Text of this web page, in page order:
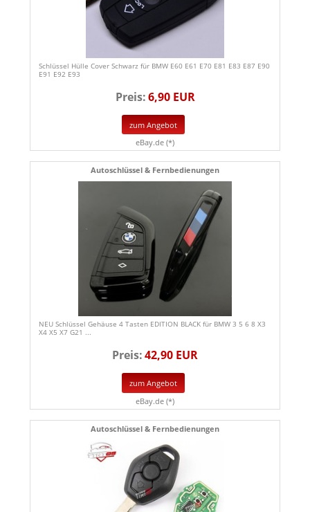
Schlüssel Hülle Cover Schwarz für BMW E60 E61 E70 E81 E83 E87 E90
E91 E92 E93
Preis:6,90 EUR
zum Angebot
eBay.de (*)
Autoschlüssel & Fernbedienungen
NEU Schlüssel Gehäuse 4 Tasten EDITION BLACK für BMW 3 5 6 8 X3
X4 X5 X7 G21 ...
Preis:42,90 EUR
zum Angebot
eBay.de (*)
Autoschlüssel & Fernbedienungen